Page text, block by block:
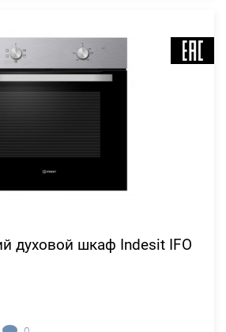
духовой шкаф Indesit IFO